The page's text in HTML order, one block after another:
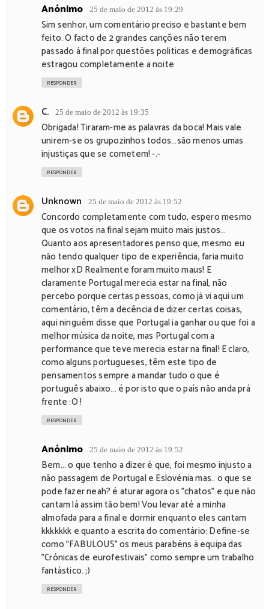
Anónimo 25 de maio de 2012 às 19:29
Sim senhor, um comentário preciso e bastante bem
feito. O facto de 2 grandes canções não terem
passado à final por questões politicas e demográficas
estragou completamente a noite
RESPONDER
C. 25 de maio de 2012 às 19:35
Obrigada! Tiraram-me as palavras da boca! Mais vale
unirem-se os grupozinhos todos...são menos umas
injustiças que se cometem! -.-
RESPONDER
Unknown 25 de maio de 2012 às 19:52
Concordo completamente com tudo, espero mesmo
que os votos na final sejam muito mais justos...
Quanto aos apresentadores penso que, mesmo eu
não tendo qualquer tipo de experiência, faria muito
melhor xD Realmente foram muito maus! E
claramente Portugal merecia estar na final, não
percebo porque certas pessoas, como já vi aqui um
comentário, têm a decência de dizer certas coisas,
aqui ninguém disse que Portugal ia ganhar ou que foi a
melhor música da noite, mas Portugal com a
performance que teve merecia estar na final! E claro,
como alguns portugueses, têm este tipo de
pensamentos sempre a mandar tudo o que é
português abaixo... é por isto que o país não anda prá
frente :O !
RESPONDER
Anónimo 25 de maio de 2012 às 19:52
Bem... o que tenho a dizer é que, foi mesmo injusto a
não passagem de Portugal e Eslovénia mas.. o que se
pode fazer neah? é aturar agora os "chatos" e que não
cantam lá assim tão bem! Vou levar até a minha
almofada para a final e dormir enquanto eles cantam
kkkkkkk e quanto a escrita do comentário: Define-se
como "FABULOUS" os meus parabéns à equipa das
"Crónicas de eurofestivais" como sempre um trabalho
fantástico. ;)
RESPONDER